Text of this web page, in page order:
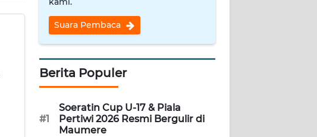
Suara Pembaca
Berita Populer
#1
Soeratin Cup U-17 & Piala
Pertiwi 2026 Resmi Bergulir di
Maumere